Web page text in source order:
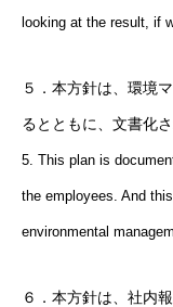
looking at the result, if
５．本方針は、環境
るとともに、文書化
5. This plan is
the employees. And
environmental
６．本方針は、社内